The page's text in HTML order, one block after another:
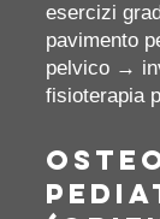
esercizi
pavimento
pelvico →
fisioterapia